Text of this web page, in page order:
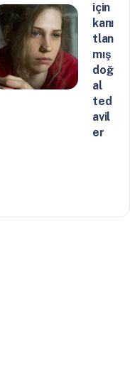
için
kanı
tlan
mış
doğ
al
ted
avil
er